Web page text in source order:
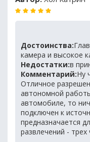
Достоинства:
камера и высокое
Недостатки:в
Комментарий:Ну
Отличное
автономной
автомобиле, то
подключен к
предназначается
развлечений -